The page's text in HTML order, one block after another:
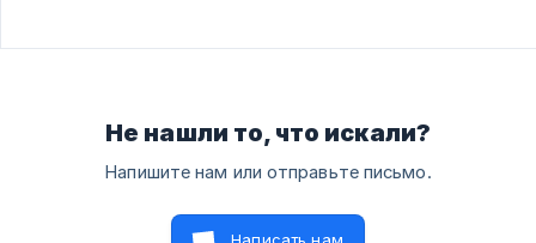
Не нашли то, что искали?
Напишите нам или отправьте письмо.